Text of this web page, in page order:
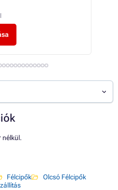
nélkül.
Félcipők
Olcsó Félcipők